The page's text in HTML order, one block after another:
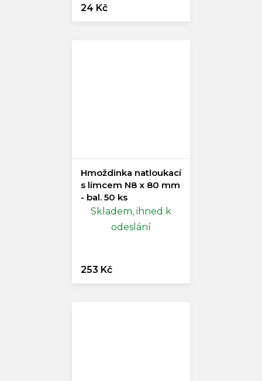
24 Kč
Hmoždinka natloukací
s límcem N8 x 80 mm
- bal. 50 ks
Skladem, ihned k
odeslání
253 Kč